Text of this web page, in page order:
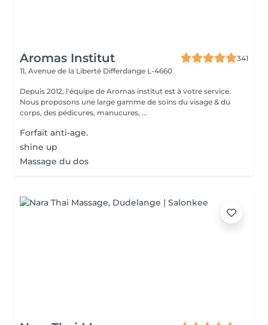
Aromas Institut
341
11, Avenue de la Liberté Differdange L-4660
Depuis 2012, l'équipe de Aromas institut est à votre service.
Nous proposons une large gamme de soins du visage & du
corps, des pédicures, manucures, ...
Forfait anti-age.
shine up
Massage du dos